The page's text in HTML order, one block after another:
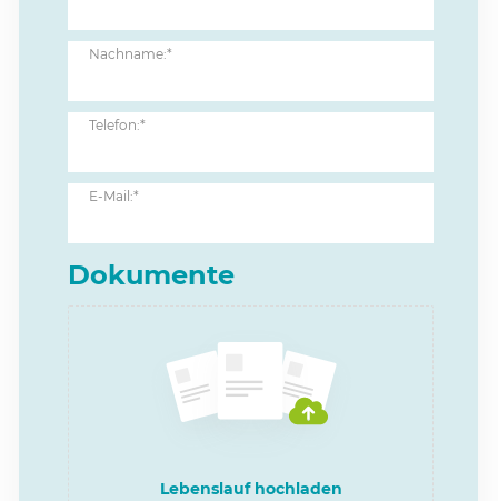
Nachname:*
Telefon:*
E-Mail:*
Dokumente
Lebenslauf hochladen